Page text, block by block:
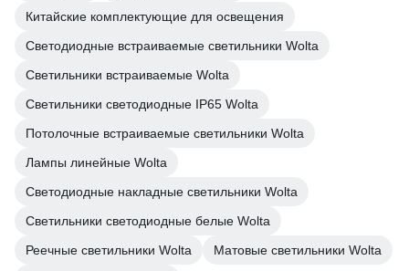
Китайские комплектующие для освещения
Светодиодные встраиваемые светильники Wolta
Светильники встраиваемые Wolta
Светильники светодиодные IP65 Wolta
Потолочные встраиваемые светильники Wolta
Лампы линейные Wolta
Светодиодные накладные светильники Wolta
Светильники светодиодные белые Wolta
Реечные светильники Wolta
Матовые светильники Wolta